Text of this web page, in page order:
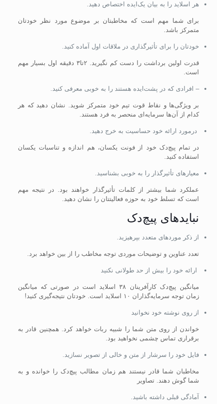
هر اسلاید را به بیان یک‌ایده اختصاص دهید.
برای شما مهم است که مخاطبتان بر موضوع مورد نظر خودتان
متمرکز باشد.
خودتان را برای تأثیر‌گذاری در ملاقات اول آماده کنید.
قدرت اولین برداشت را دست کم نگیرید. ۲تا۳ دقیقه اول بسیار مهم
است.
– افرادی که در پشت‌ایده هستند را به خوبی معرفی کنید.
بر ویژگی‌ها و نقاط قوت تیم خود متمرکز شوید. نشان دهید که هر
کدام از آن‌ها سرمایه‌ای منحصر به فرد هستند.
درمورد ارائه خود حساسیت به خرج دهید.
در تمام پیچ‌دک خود از فونت یکسان، هم اندازه و تناسبات یکسان
استفاده کنید.
معیار‌های تأثیرگذار را به خوبی بشناسید.
عملکرد شما بیشتر از کلمات تأثیر‌گذار خواهند بود. در نتیجه مهم
است که تسلط خود به حوزه فعالیتتان را نشان دهید.
نباید‌های پیچ‌‍‌دک
از ذکر مورد‌های متعدد بپرهیزید.
تعدد عناوین و توضیحات موردی توجه مخاطب را از بین خواهد برد.
ارائه خود را بیش از حد طولانی نکنید
میانگین پیچ‌دک کارآفرینان ۳۸ اسلاید است در صورتی که میانگین
زمان توجه سرمایه‌گذاران ۱۰ اسلاید است. خودتان نتیجه‌گیری کنید!
از روی نوشته خود نخوانید
خواندن از روی متن شما را شبیه ربات خواهد کرد. همچنین قادر به
برقراری تماس چشمی نخواهید بود.
فایل خود را سرشار از متن و خالی از تصویر نسازید.
مخاطبان شما قادر نیستند هم زمان مطالب پیچ‌دک را خوانده و به
شما گوش دهند. تصاویر
آمادگی قبلی داشته باشید.